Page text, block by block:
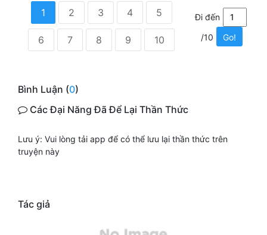
1 2 3 4 5
6 7 8 9 10
Đi đến
/10
Go!
Bình Luận (0)
Các Đại Năng Đã Để Lại Thần Thức
Lưu ý: Vui lòng tải app để có thể lưu lại thần thức trên
truyện này
Tác giả